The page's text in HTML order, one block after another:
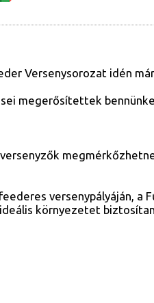
Versenysorozat idén
megerősítettek
versenyzők
versenypályáján, a
környezetet